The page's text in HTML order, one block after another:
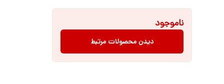
ناموجود
دیدن محصولات مرتبط